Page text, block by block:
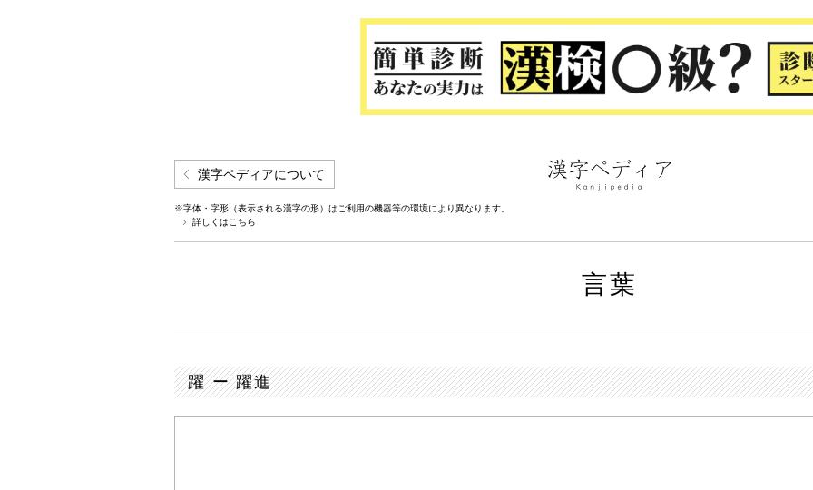
漢字ペディアについて
※字体・字形（表示される漢字の形）はご利用の機器等の環境により異なります。
詳しくはこちら
言葉
躍 ー 躍進